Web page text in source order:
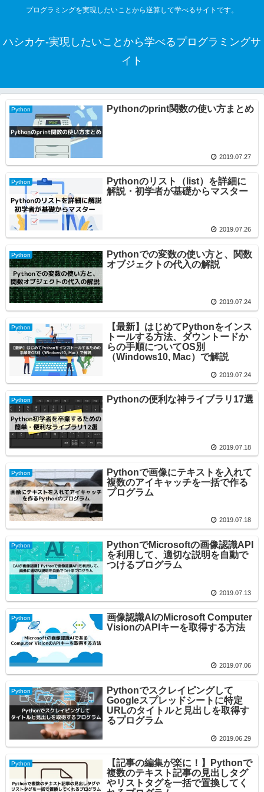
プログラミングを実現したいことから逆算して学べるサイトです。
ハシカケ-実現したいことから学べるプログラミングサ
イト
Python Pythonのprint関数の使い方まとめ
2019.07.27
Python
Pythonのリスト（list）を詳細に
解説・初学者が基礎からマスター
2019.07.26
Python
Pythonでの変数の使い方と、関数
オブジェクトの代入の解説
2019.07.24
Python
【最新】はじめてPythonをインス
トールする方法、ダウントードか
らの手順についてOS別
（Windows10, Mac）で解説
2019.07.24
Python Pythonの便利な神ライブラリ17選
2019.07.18
Python
Pythonで画像にテキストを入れて
複数のアイキャッチを一括で作る
プログラム
2019.07.18
Python
PythonでMicrosoftの画像認識API
を利用して、適切な説明を自動で
つけるプログラム
2019.07.13
Python
画像認識AIのMicrosoft Computer
VisionのAPIキーを取得する方法
2019.07.06
Python
Pythonでスクレイピングして
Googleスプレッドシートに特定
URLのタイトルと見出しを取得す
るプログラム
2019.06.29
Python
【記事の編集が楽に！】Pythonで
複数のテキスト記事の見出しタグ
やリストタグを一括で置換してく